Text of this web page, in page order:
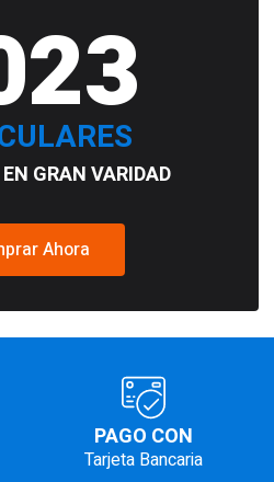
GRAN VARIDAD
Ahora
PAGO CON
Tarjeta Bancaria